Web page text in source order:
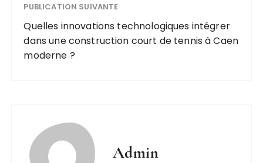
PUBLICATION SUIVANTE
Quelles innovations technologiques intégrer
dans une construction court de tennis à Caen
moderne ?
Admin